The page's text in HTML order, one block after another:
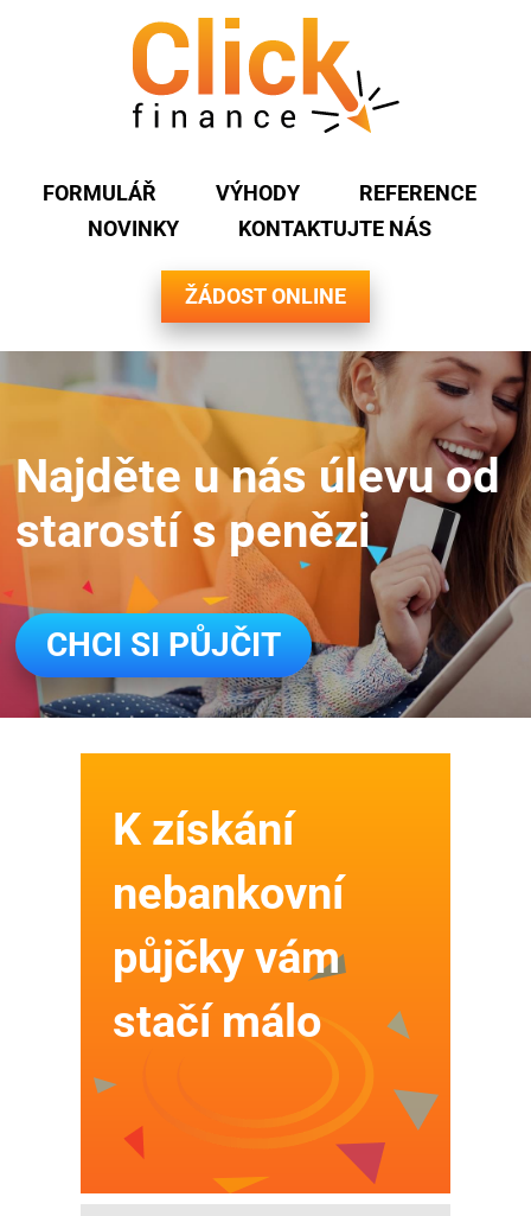
FORMULÁŘ VÝHODY
REFERENCE
NOVINKY
KONTAKTUJTE NÁS
ŽÁDOST ONLINE
Najděte u nás úlevu od
starostí s penězi
CHCI SI PŮJČIT
K získání
nebankovní
půjčky vám
stačí málo